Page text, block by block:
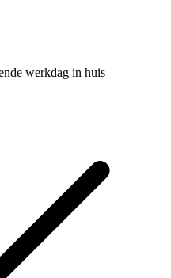
werkdag in huis